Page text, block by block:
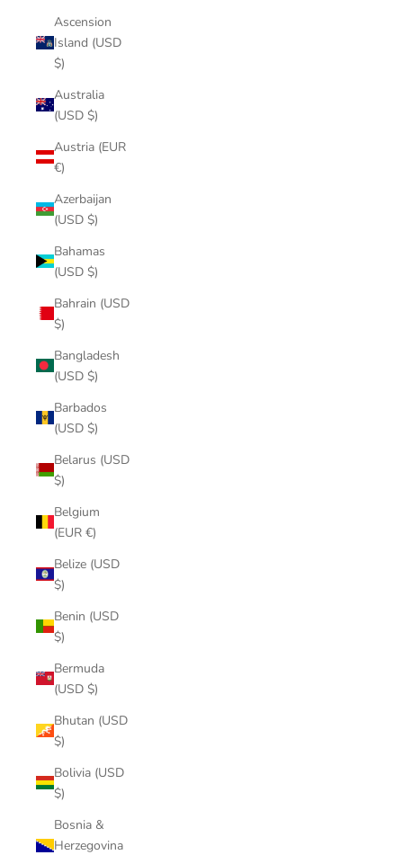
Ascension
Island (USD
$)
Australia
(USD $)
Austria (EUR
€)
Azerbaijan
(USD $)
Bahamas
(USD $)
Bahrain (USD
$)
Bangladesh
(USD $)
Barbados
(USD $)
Belarus (USD
$)
Belgium
(EUR €)
Belize (USD
$)
Benin (USD
$)
Bermuda
(USD $)
Bhutan (USD
$)
Bolivia (USD
$)
Bosnia &
Herzegovina